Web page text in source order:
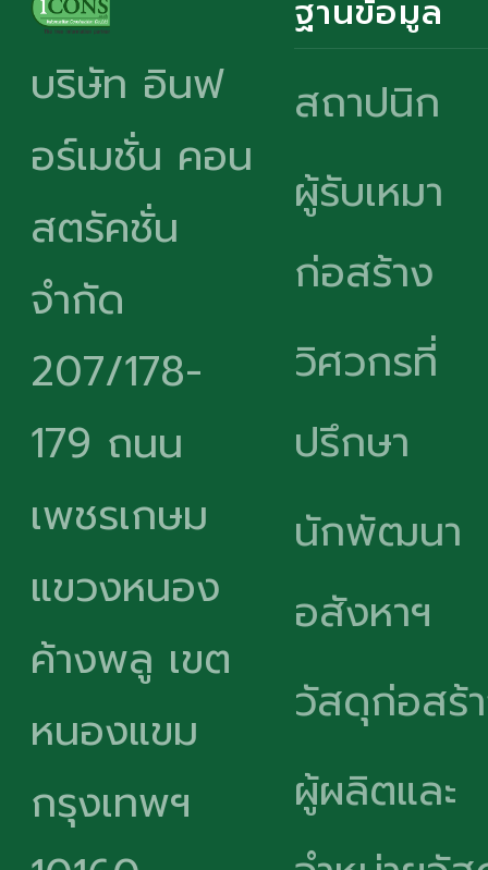
บริษัท อินฟ
อร์เมชั่น คอน
สตรัคชั่น
จำกัด
207/178-
179 ถนน
เพชรเกษม
แขวงหนอง
ค้างพลู เขต
หนองแขม
กรุงเทพฯ
ฐานข้อมูล
สถาปนิก
ผู้รับเหมา
ก่อสร้าง
วิศวกรที่
ปรึกษา
นักพัฒนา
อสังหาฯ
วัสดุก่อสร้
ผู้ผลิตและ